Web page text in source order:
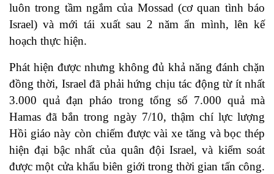
luôn trong tầm ngắm của Mossad (cơ quan tình báo
Israel) và mới tái xuất sau 2 năm ẩn mình, lên kế
hoạch thực hiện.
Phát hiện được nhưng không đủ khả năng đánh chặn
đồng thời, Israel đã phải hứng chịu tác động từ ít nhất
3.000 quả đạn pháo trong tổng số 7.000 quả mà
Hamas đã bắn trong ngày 7/10, thậm chí lực lượng
Hồi giáo này còn chiếm được vài xe tăng và bọc thép
hiện đại bậc nhất của quân đội Israel, và kiểm soát
được một cửa khẩu biên giới trong thời gian tấn công.